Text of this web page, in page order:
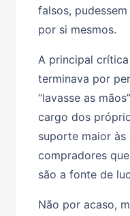
falsos,
por si mesmos.
A principal
terminava por
“lavasse as
cargo dos
suporte maior às
compradores
são a fonte de
Não por acaso,